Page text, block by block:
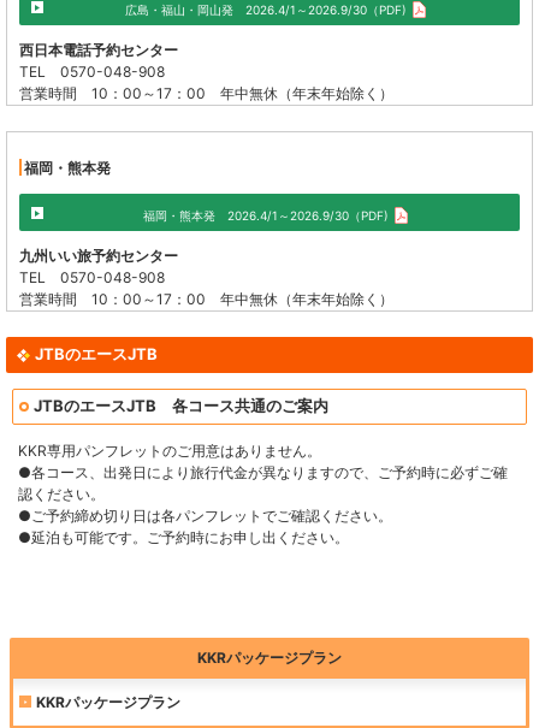
KKRパッケージプラン
KKRパッケージプラン
広島・福山・岡山発 2026.4/1～2026.9/30（PDF)
西日本電話予約センター
TEL 0570-048-908
営業時間 10：00～17：00 年中無休（年末年始除く）
福岡・熊本発
福岡・熊本発 2026.4/1～2026.9/30（PDF)
九州いい旅予約センター
TEL 0570-048-908
営業時間 10：00～17：00 年中無休（年末年始除く）
JTBのエースJTB
JTBのエースJTB 各コース共通のご案内
KKR専用パンフレットのご用意はありません。
●各コース、出発日により旅行代金が異なりますので、ご予約時に必ずご確
認ください。
●ご予約締め切り日は各パンフレットでご確認ください。
●延泊も可能です。ご予約時にお申し出ください。